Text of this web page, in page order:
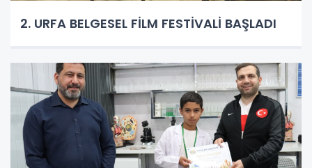
2. URFA BELGESEL FİLM FESTİVALİ BAŞLADI